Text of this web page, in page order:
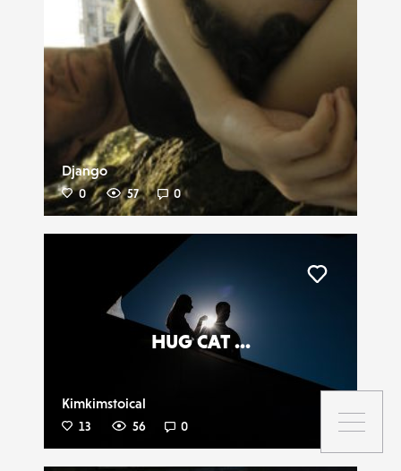
Django
0 57 0
HUG CAT ...
Kimkimstoical
13 56 0